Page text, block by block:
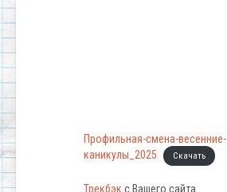
Профильная-смена-весенние-
каникулы_2025
Скачать
Трекбэк с Вашего сайта.